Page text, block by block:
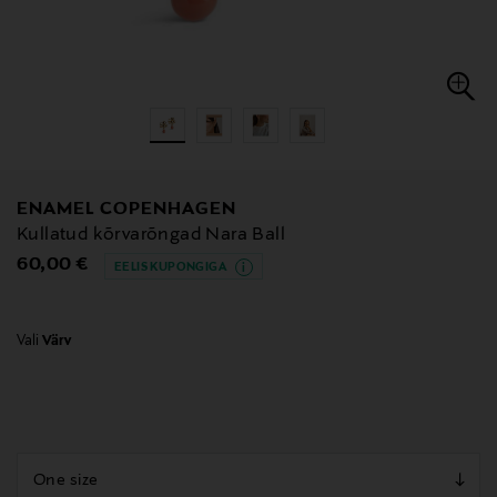
ENAMEL COPENHAGEN
Kullatud kõrvarõngad Nara Ball
Original Price
60,00 € EELIS KUPONGIGA
Vali Värv